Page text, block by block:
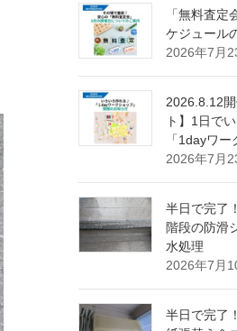
「無料査定
ケジュール
2026年7月
2026.8.12
ト】1日で
「1dayワー
2026年7月
半日で完了
階段の防滑
水処理
2026年7月
半日で完了